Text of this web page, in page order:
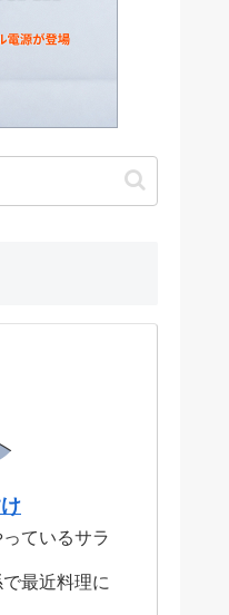
ているサラ
最近料理に